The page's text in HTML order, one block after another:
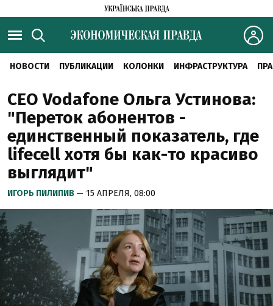
НОВОСТИ ПУБЛИКАЦИИ КОЛОНКИ ИНФРАСТРУКТУРА
CEO Vodafone Ольга Устинова:
"Переток абонентов -
единственный показатель, где
lifecell хотя бы как-то красиво
выглядит"
ИГОРЬ ПИЛИПИВ — 15 АПРЕЛЯ, 08:00